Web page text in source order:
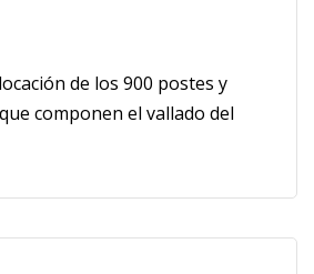
de los 900 postes y
componen el vallado del